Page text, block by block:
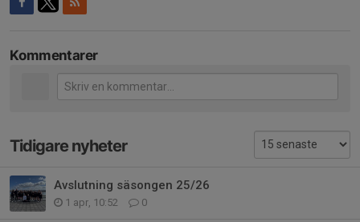
Kommentarer
Tidigare nyheter
Avslutning säsongen 25/26
1 apr, 10:52 0